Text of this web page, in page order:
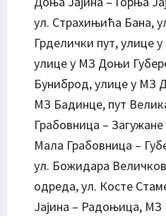
ул. Страхињића Бана,
Грделички пут, улице
улице у МЗ Доњи
Буниброд, улице у МЗ
МЗ Бадинце, пут
Грабовница –
Мала Грабовница –
ул. Божидара
одреда, ул. Косте
Јајина – Радоњица,